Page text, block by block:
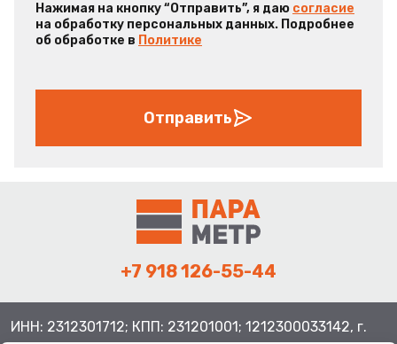
Нажимая на кнопку “Отправить”, я даю согласие
на обработку персональных данных. Подробнее
об обработке в Политике
Отправить
+7 918 126-55-44
ИНН: 2312301712; КПП: 231201001; 1212300033142, г.